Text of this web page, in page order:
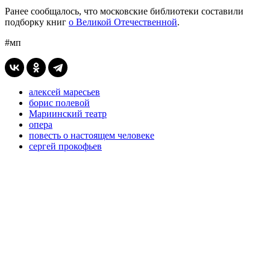
Ранее сообщалось, что московские библиотеки составили
подборку книг о Великой Отечественной.
#мп
алексей маресьев
борис полевой
Мариинский театр
опера
повесть о настоящем человеке
сергей прокофьев